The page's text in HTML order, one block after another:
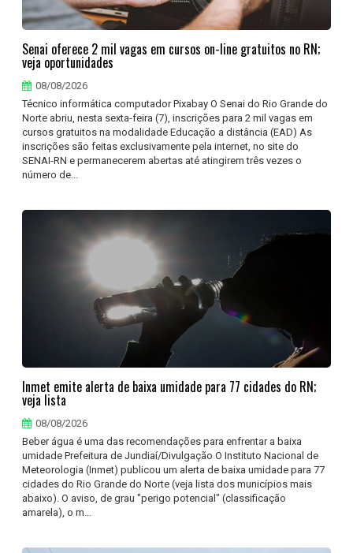
Senai oferece 2 mil vagas em cursos on-line gratuitos no RN;
veja oportunidades
08/08/2026
Técnico informática computador Pixabay O Senai do Rio Grande do
Norte abriu, nesta sexta-feira (7), inscrições para 2 mil vagas em
cursos gratuitos na modalidade Educação a distância (EAD) As
inscrições são feitas exclusivamente pela internet, no site do
SENAI-RN e permanecerem abertas até atingirem três vezes o
número de...
Inmet emite alerta de baixa umidade para 77 cidades do RN;
veja lista
08/08/2026
Beber água é uma das recomendações para enfrentar a baixa
umidade Prefeitura de Jundiaí/Divulgação O Instituto Nacional de
Meteorologia (Inmet) publicou um alerta de baixa umidade para 77
cidades do Rio Grande do Norte (veja lista dos municípios mais
abaixo). O aviso, de grau "perigo potencial" (classificação
amarela), o m...